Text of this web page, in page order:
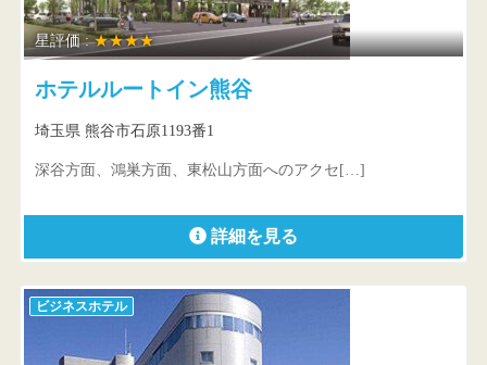
星評価 :★★★★
ホテルルートイン熊谷
埼玉県 熊谷市石原1193番1
深谷方面、鴻巣方面、東松山方面へのアクセ[…]
詳細を見る
ビジネスホテル